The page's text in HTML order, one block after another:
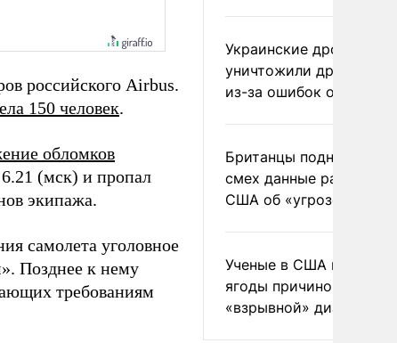
российского Airbus.
150 человек.
обломков
(мск) и пропал
экипажа.
самолета уголовное
Позднее к нему
требованиям
Украинские дроны
уничтожили друг друга
из-за ошибок
Британцы подняли на
смех данные разведки
США об «угрозе
Ученые в США назвали
ягоды причиной
«взрывной» диареи